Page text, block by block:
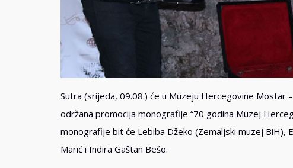
Sutra (srijeda, 09.08.) će u Muzeju Hercegovine Mostar
održana promocija monografije “70 godina Muzej
monografije bit će Lebiba Džeko (Zemaljski muzej
Marić i Indira Gaštan Bešo.